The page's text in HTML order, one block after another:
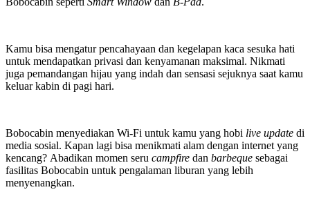
Kamu bisa mengatur pencahayaan dan kegelapan kaca sesuka hati
untuk mendapatkan privasi dan kenyamanan maksimal. Nikmati
juga pemandangan hijau yang indah dan sensasi sejuknya saat kamu
keluar kabin di pagi hari.
Bobocabin menyediakan Wi-Fi untuk kamu yang hobi live update di
media sosial. Kapan lagi bisa menikmati alam dengan internet yang
kencang? Abadikan momen seru campfire dan barbeque sebagai
fasilitas Bobocabin untuk pengalaman liburan yang lebih
menyenangkan.